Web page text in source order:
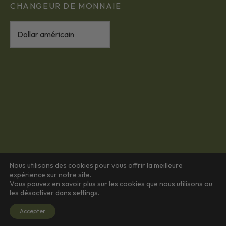
CHANGEUR DE MONNAIE
Nous utilisons des cookies pour vous offrir la meilleure
expérience sur notre site.
Vous pouvez en savoir plus sur les cookies que nous utilisons ou
les désactiver dans settings.
Accepter